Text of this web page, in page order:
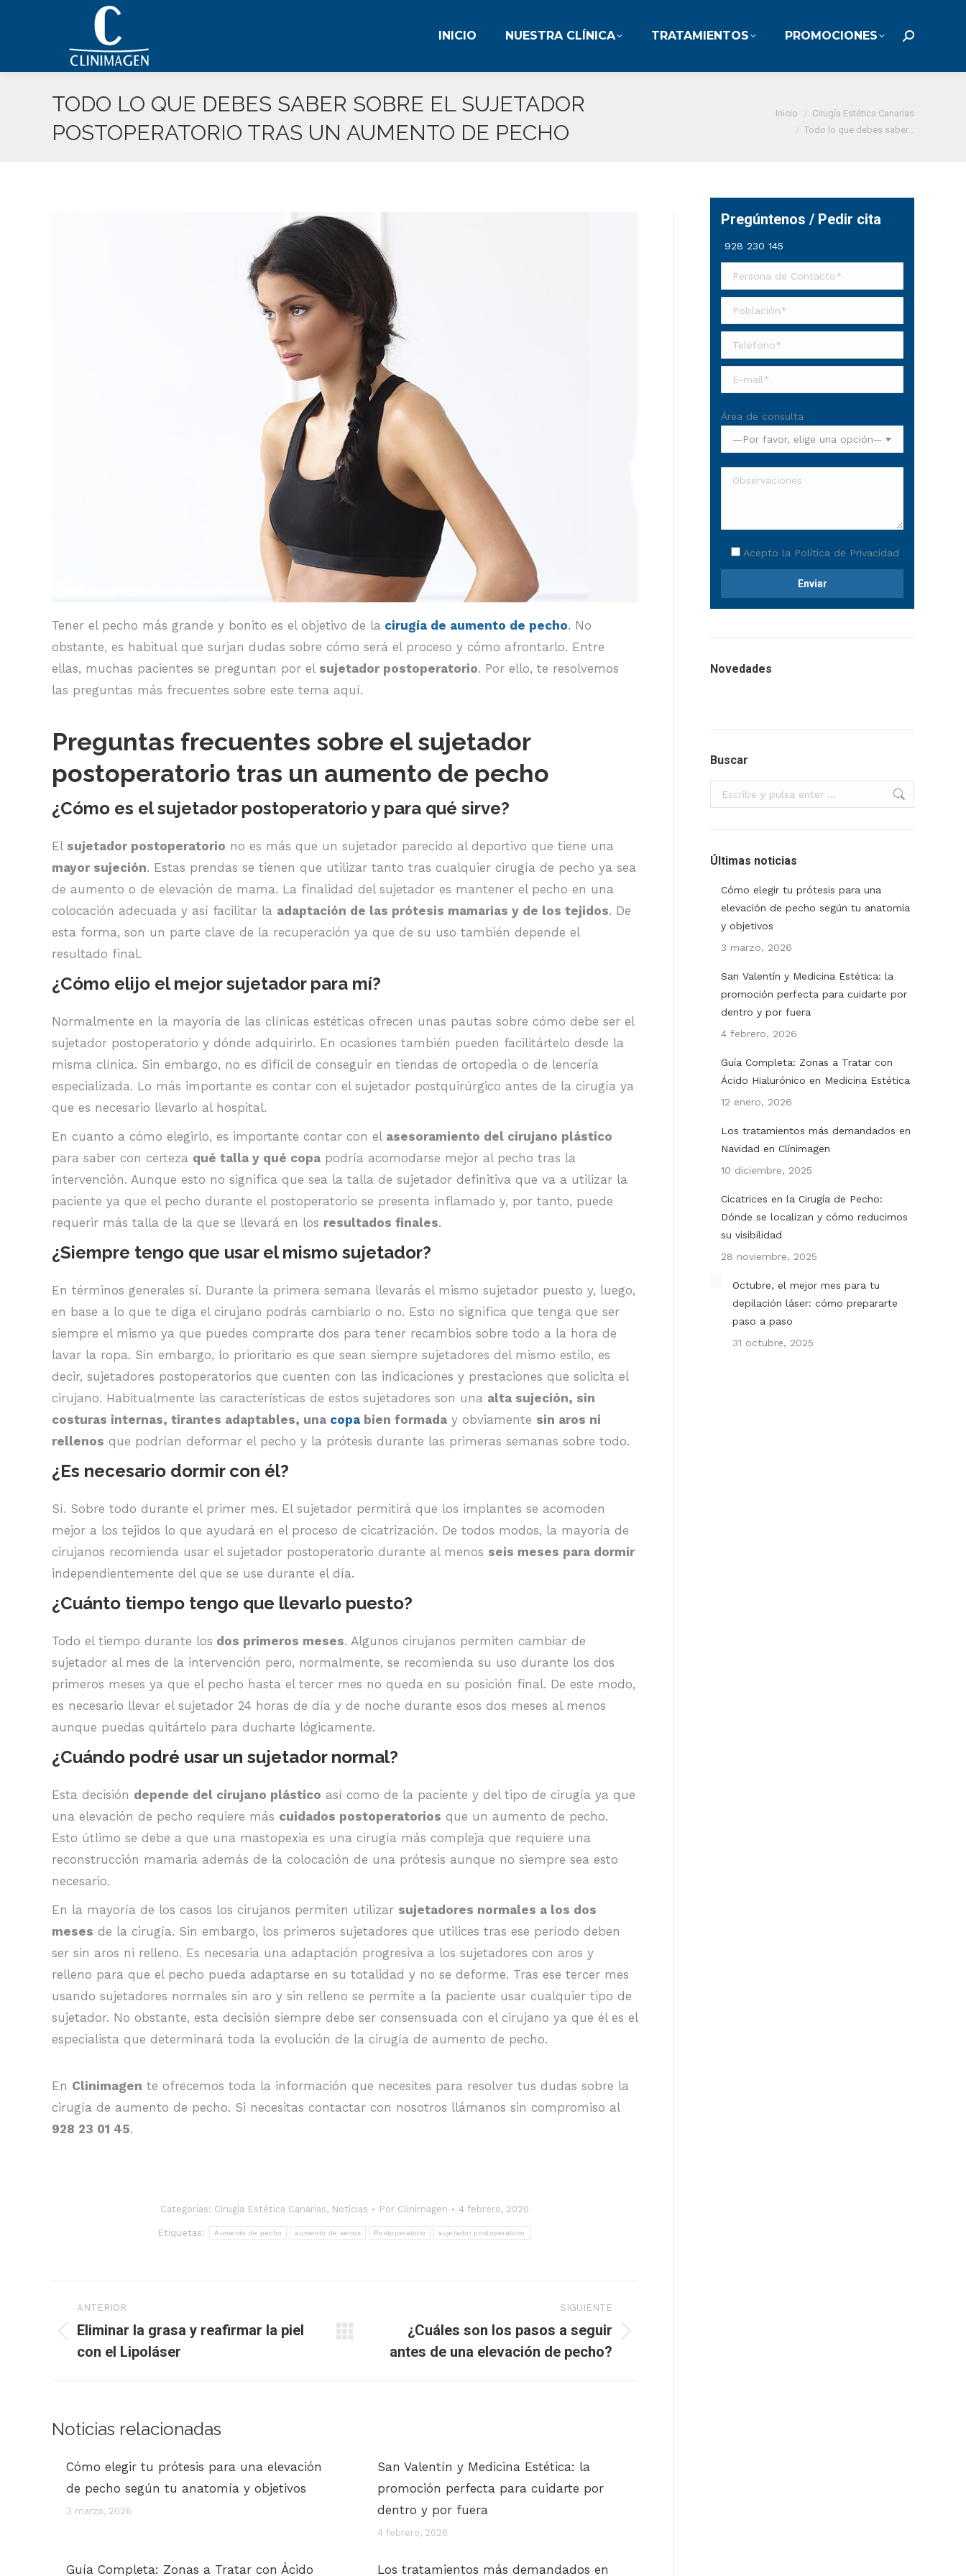
INICIO NUESTRA CLÍNICA TRATAMIENTOS PROMOCIONES Buscar:
TODO LO QUE DEBES SABER SOBRE EL SUJETADOR
POSTOPERATORIO TRAS UN AUMENTO DE PECHO
Estás aquí:
Inicio
Cirugía Estética Canarias
Todo lo que debes saber…
Tener el pecho más grande y bonito es el objetivo de la cirugía de aumento de pecho. No
obstante, es habitual que surjan dudas sobre cómo será el proceso y cómo afrontarlo. Entre
ellas, muchas pacientes se preguntan por el sujetador postoperatorio. Por ello, te resolvemos
las preguntas más frecuentes sobre este tema aquí.
Preguntas frecuentes sobre el sujetador
postoperatorio tras un aumento de pecho
¿Cómo es el sujetador postoperatorio y para qué sirve?
El sujetador postoperatorio no es más que un sujetador parecido al deportivo que tiene una
mayor sujeción. Estas prendas se tienen que utilizar tanto tras cualquier cirugía de pecho ya sea
de aumento o de elevación de mama. La finalidad del sujetador es mantener el pecho en una
colocación adecuada y así facilitar la adaptación de las prótesis mamarias y de los tejidos. De
esta forma, son un parte clave de la recuperación ya que de su uso también depende el
resultado final.
¿Cómo elijo el mejor sujetador para mí?
Normalmente en la mayoría de las clínicas estéticas ofrecen unas pautas sobre cómo debe ser el
sujetador postoperatorio y dónde adquirirlo. En ocasiones también pueden facilitártelo desde la
misma clínica. Sin embargo, no es difícil de conseguir en tiendas de ortopedia o de lencería
especializada. Lo más importante es contar con el sujetador postquirúrgico antes de la cirugía ya
que es necesario llevarlo al hospital.
En cuanto a cómo elegirlo, es importante contar con el asesoramiento del cirujano plástico
para saber con certeza qué talla y qué copa podría acomodarse mejor al pecho tras la
intervención. Aunque esto no significa que sea la talla de sujetador definitiva que va a utilizar la
paciente ya que el pecho durante el postoperatorio se presenta inflamado y, por tanto, puede
requerir más talla de la que se llevará en los resultados finales.
¿Siempre tengo que usar el mismo sujetador?
En términos generales sí. Durante la primera semana llevarás el mismo sujetador puesto y, luego,
en base a lo que te diga el cirujano podrás cambiarlo o no. Esto no significa que tenga que ser
siempre el mismo ya que puedes comprarte dos para tener recambios sobre todo a la hora de
lavar la ropa. Sin embargo, lo prioritario es que sean siempre sujetadores del mismo estilo, es
decir, sujetadores postoperatorios que cuenten con las indicaciones y prestaciones que solicita el
cirujano. Habitualmente las características de estos sujetadores son una alta sujeción, sin
costuras internas, tirantes adaptables, una copa bien formada y obviamente sin aros ni
rellenos que podrían deformar el pecho y la prótesis durante las primeras semanas sobre todo.
¿Es necesario dormir con él?
Sí. Sobre todo durante el primer mes. El sujetador permitirá que los implantes se acomoden
mejor a los tejidos lo que ayudará en el proceso de cicatrización. De todos modos, la mayoría de
cirujanos recomienda usar el sujetador postoperatorio durante al menos seis meses para dormir
independientemente del que se use durante el día.
¿Cuánto tiempo tengo que llevarlo puesto?
Todo el tiempo durante los dos primeros meses. Algunos cirujanos permiten cambiar de
sujetador al mes de la intervención pero, normalmente, se recomienda su uso durante los dos
primeros meses ya que el pecho hasta el tercer mes no queda en su posición final. De este modo,
es necesario llevar el sujetador 24 horas de día y de noche durante esos dos meses al menos
aunque puedas quitártelo para ducharte lógicamente.
¿Cuándo podré usar un sujetador normal?
Esta decisión depende del cirujano plástico así como de la paciente y del tipo de cirugía ya que
una elevación de pecho requiere más cuidados postoperatorios que un aumento de pecho.
Esto útlimo se debe a que una mastopexia es una cirugía más compleja que requiere una
reconstrucción mamaria además de la colocación de una prótesis aunque no siempre sea esto
necesario.
En la mayoría de los casos los cirujanos permiten utilizar sujetadores normales a los dos
meses de la cirugía. Sin embargo, los primeros sujetadores que utilices tras ese período deben
ser sin aros ni relleno. Es necesaria una adaptación progresiva a los sujetadores con aros y
relleno para que el pecho pueda adaptarse en su totalidad y no se deforme. Tras ese tercer mes
usando sujetadores normales sin aro y sin relleno se permite a la paciente usar cualquier tipo de
sujetador. No obstante, esta decisión siempre debe ser consensuada con el cirujano ya que él es el
especialista que determinará toda la evolución de la cirugía de aumento de pecho.
En Clinimagen te ofrecemos toda la información que necesites para resolver tus dudas sobre la
cirugía de aumento de pecho. Si necesitas contactar con nosotros llámanos sin compromiso al
928 23 01 45.
Categorías: Cirugía Estética Canarias, Noticias Por Clinimagen 4 febrero, 2020
Etiquetas: Aumento de pecho aumento de senos Postoperatorio sujetador postoperatorio
entre
publicaciones
ANTERIOR
Eliminar la grasa y reafirmar la piel
con el Lipoláser
SIGUIENTE
Publicación
¿Cuáles son los pasos a seguir
antes de una elevación de pecho?
Noticias relacionadas
Cómo elegir tu prótesis para una elevación
de pecho según tu anatomía y objetivos
3 marzo, 2026
San Valentín y Medicina Estética: la
promoción perfecta para cuidarte por
dentro y por fuera
4 febrero, 2026
Guía Completa: Zonas a Tratar con Ácido Los tratamientos más demandados en
Pregúntenos / Pedir cita
928 230 145
Área de consulta
Acepto la Política de Privacidad
Novedades
Buscar
Buscar:
Últimas noticias
Cómo elegir tu prótesis para una
elevación de pecho según tu anatomía
y objetivos
3 marzo, 2026
San Valentín y Medicina Estética: la
promoción perfecta para cuidarte por
dentro y por fuera
4 febrero, 2026
Guía Completa: Zonas a Tratar con
Ácido Hialurónico en Medicina Estética
12 enero, 2026
Los tratamientos más demandados en
Navidad en Clínimagen
10 diciembre, 2025
Cicatrices en la Cirugía de Pecho:
Dónde se localizan y cómo reducimos
su visibilidad
28 noviembre, 2025
Octubre, el mejor mes para tu
depilación láser: cómo prepararte
paso a paso
31 octubre, 2025
INICIO NUESTRA CLÍNICA TRATAMIENTOS PROMOCIONES Buscar: